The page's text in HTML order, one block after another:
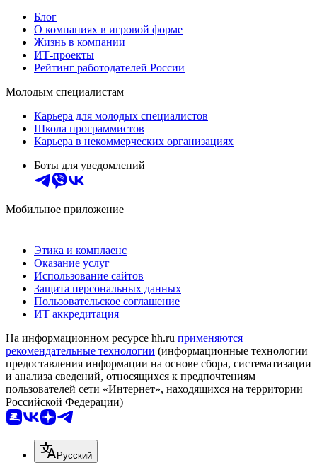
Блог
О компаниях в игровой форме
Жизнь в компании
ИТ-проекты
Рейтинг работодателей России
Молодым специалистам
Карьера для молодых специалистов
Школа программистов
Карьера в некоммерческих организациях
Боты для уведомлений
Мобильное приложение
Этика и комплаенс
Оказание услуг
Использование сайтов
Защита персональных данных
Пользовательское соглашение
ИТ аккредитация
На информационном ресурсе hh.ru применяются
рекомендательные технологии (информационные технологии
предоставления информации на основе сбора, систематизации
и анализа сведений, относящихся к предпочтениям
пользователей сети «Интернет», находящихся на территории
Российской Федерации)
Русский